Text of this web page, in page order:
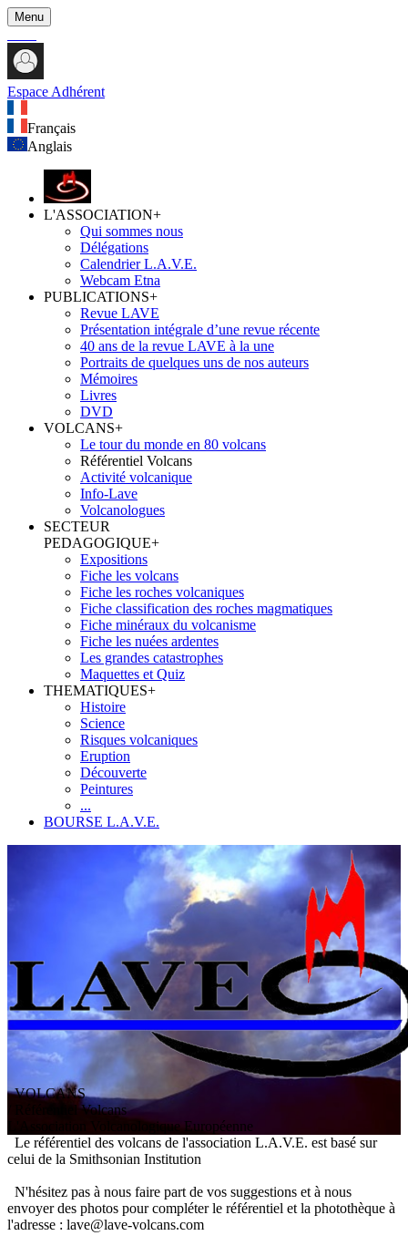
Menu
Espace Adhérent
Français
Anglais
L'ASSOCIATION+
Qui sommes nous
Délégations
Calendrier L.A.V.E.
Webcam Etna
PUBLICATIONS+
Revue LAVE
Présentation intégrale d’une revue récente
40 ans de la revue LAVE à la une
Portraits de quelques uns de nos auteurs
Mémoires
Livres
DVD
VOLCANS+
Le tour du monde en 80 volcans
Référentiel Volcans
Activité volcanique
Info-Lave
Volcanologues
SECTEUR
PEDAGOGIQUE+
Expositions
Fiche les volcans
Fiche les roches volcaniques
Fiche classification des roches magmatiques
Fiche minéraux du volcanisme
Fiche les nuées ardentes
Les grandes catastrophes
Maquettes et Quiz
THEMATIQUES+
Histoire
Science
Risques volcaniques
Eruption
Découverte
Peintures
...
BOURSE L.A.V.E.
VOLCANS
/ Référentiel Volcans
ssociation V olcanologiqueEuropéenne
Le référentiel des volcans de l'association L.A.V.E. est basé sur
celui de la Smithsonian Institution
N'hésitez pas à nous faire part de vos suggestions et à nous
envoyer des photos pour compléter le référentiel et la photothèque à
l'adresse : lave@lave-volcans.com